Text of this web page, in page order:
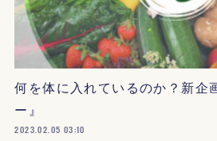
何を体に入れているのか？新企
ー』
2023.02.05 03:10